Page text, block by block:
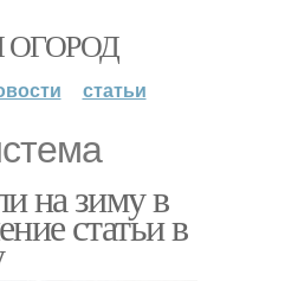
ОГОРОД
статьи
на зиму в
статьи в